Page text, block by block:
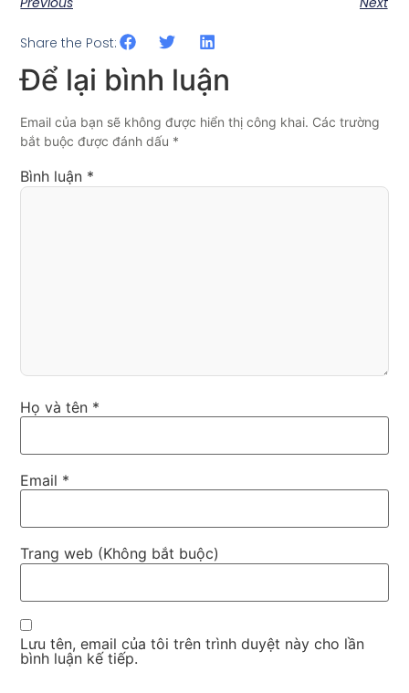
Share the Post:
Để lại bình luận
Email của bạn sẽ không được hiển thị công khai. Các trường
bắt buộc được đánh dấu *
Bình luận *
Họ và tên *
Email *
Trang web (Không bắt buộc)
Lưu tên, email của tôi trên trình duyệt này cho lần
bình luận kế tiếp.